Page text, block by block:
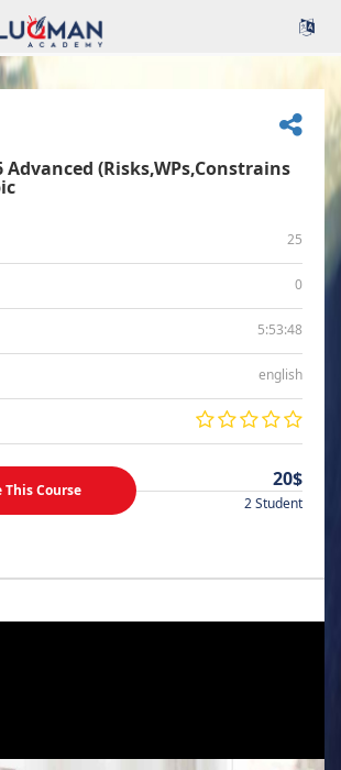
Advanced (Risks,WPs,Constrains
25
0
5:53:48
english
This Course 20$
2 Student